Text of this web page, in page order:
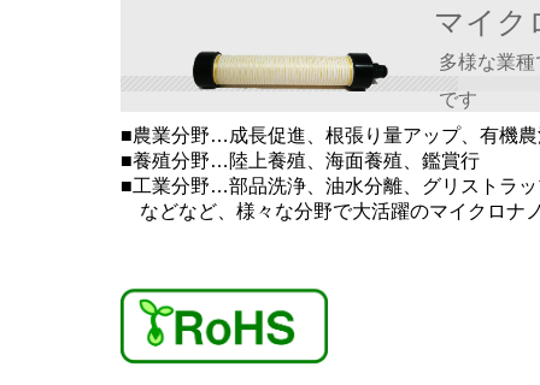
マイク
多様な業
です
■農業分野…成長促進、根張り量アップ、有機
■養殖分野…陸上養殖、海面養殖、鑑賞行
■工業分野…部品洗浄、油水分離、グリストラ
などなど、様々な分野で大活躍のマイクロナ